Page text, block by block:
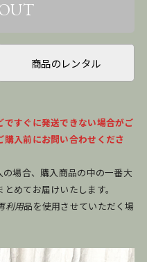
商品のレンタル
すぐに発送できない場合がご
入前にお問い合わせくださ
の場合、購入商品の中の一番大
めてお届けいたします。
利用品を使用させていただく場